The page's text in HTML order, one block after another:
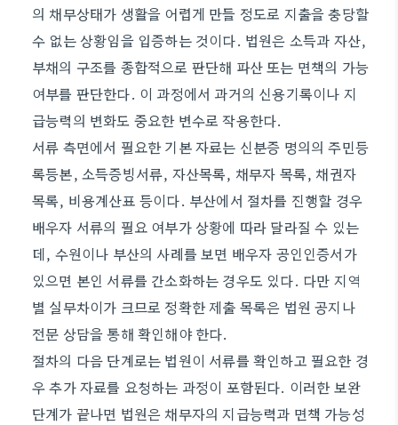
의 채무상태가 생활을 어렵게 만들 정도로 지출을 충당할
수 없는 상황임을 입증하는 것이다. 법원은 소득과 자산,
부채의 구조를 종합적으로 판단해 파산 또는 면책의 가능
여부를 판단한다. 이 과정에서 과거의 신용기록이나 지
급능력의 변화도 중요한 변수로 작용한다.
서류 측면에서 필요한 기본 자료는 신분증 명의의 주민등
록등본, 소득증빙서류, 자산목록, 채무자 목록, 채권자
목록, 비용계산표 등이다. 부산에서 절차를 진행할 경우
배우자 서류의 필요 여부가 상황에 따라 달라질 수 있는
데, 수원이나 부산의 사례를 보면 배우자 공인인증서가
있으면 본인 서류를 간소화하는 경우도 있다. 다만 지역
별 실무차이가 크므로 정확한 제출 목록은 법원 공지나
전문 상담을 통해 확인해야 한다.
절차의 다음 단계로는 법원이 서류를 확인하고 필요한 경
우 추가 자료를 요청하는 과정이 포함된다. 이러한 보완
단계가 끝나면 법원은 채무자의 지급능력과 면책 가능성